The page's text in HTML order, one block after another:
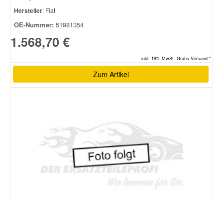
Hersteller: Fiat
OE-Nummer: 51981354
1.568,70 €
inkl. 19% MwSt. Gratis Versand *
Zum Artikel